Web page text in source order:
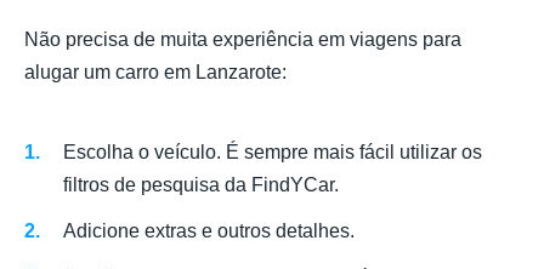
Não precisa de muita experiência em viagens para
alugar um carro em Lanzarote:
Escolha o veículo. É sempre mais fácil utilizar os
filtros de pesquisa da FindYCar.
Adicione extras e outros detalhes.